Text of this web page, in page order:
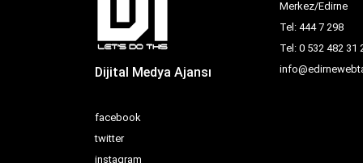
Dijital Medya Ajansı
facebook
twitter
instagram
Merkez/Edirne
Tel: 444 7 298
Tel: 0 532 482 31